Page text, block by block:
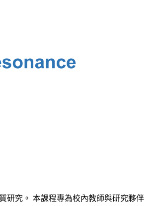
研究。 本課程專為校內教師與研究夥伴